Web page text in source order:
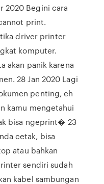
2020 Begini cara
print.
driver printer
komputer.
akan panik karena
28 Jan 2020 Lagi
penting, eh
kamu mengetahui
bisa ngeprint� 23
cetak, bisa
atau bahkan
sendiri sudah
kabel sambungan